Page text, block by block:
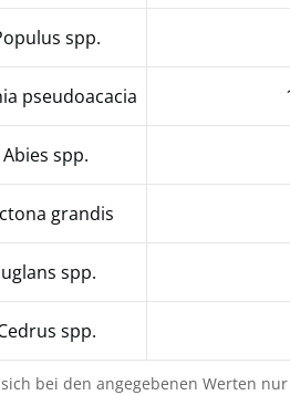
spp.
pseudoacacia
Abies spp.
grandis
spp.
spp.
bei den angegebenen Werten nur